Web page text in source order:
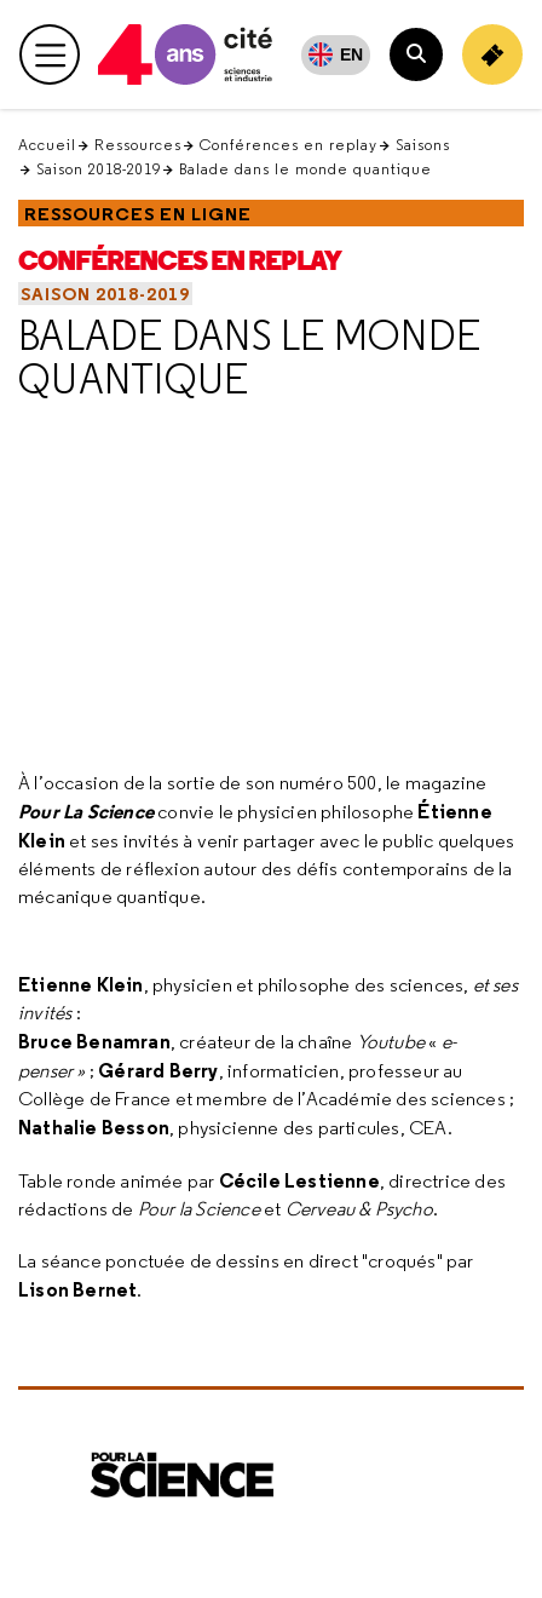
en
haut Menu principal EN
Rechercher
Accueil Ressources Conférences en replay
Saisons
Saison 2018-2019
Balade dans le monde quantique
RESSOURCES EN LIGNE
CONFÉRENCES EN REPLAY
SAISON 2018-2019
BALADE DANS LE MONDE
QUANTIQUE
À l’occasion de la sortie de son numéro 500, le magazine
Pour La Scienceconvie le physicien philosophe Étienne
Klein et ses invités à venir partager avec le public quelques
éléments de réflexion autour des défis contemporains de la
mécanique quantique.
Etienne Klein, physicien et philosophe des sciences, et ses
invités:
Bruce Benamran, créateur de la chaîne Youtube« e-
penser » ; Gérard Berry, informaticien, professeur au
Collège de France et membre de l’Académie des sciences ;
Nathalie Besson, physicienne des particules, CEA.
Table ronde animée par Cécile Lestienne, directrice des
rédactions de Pour la Scienceet Cerveau & Psycho.
La séance ponctuée de dessins en direct "croqués" par
Lison Bernet.